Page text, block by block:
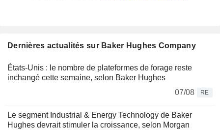
Dernières actualités sur Baker Hughes Company
États-Unis : le nombre de plateformes de forage reste
inchangé cette semaine, selon Baker Hughes
07/08
RE
Le segment Industrial & Energy Technology de Baker
Hughes devrait stimuler la croissance, selon Morgan